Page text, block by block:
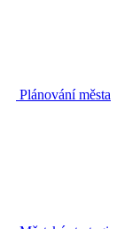
Plánování města